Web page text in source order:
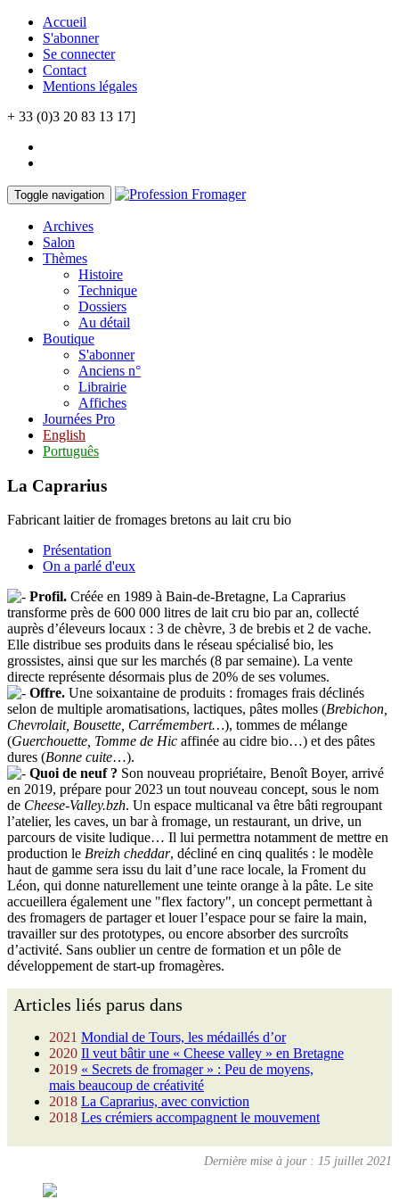
Accueil
S'abonner
Se connecter
Contact
Mentions légales
+ 33 (0)3 20 83 13 17]
Toggle navigation
Archives
Salon
Thèmes
Histoire
Technique
Dossiers
Au détail
Boutique
S'abonner
Anciens n°
Librairie
Affiches
Journées Pro
English
Português
La Caprarius
Fabricant laitier de fromages bretons au lait cru bio
Présentation
On a parlé d'eux
Profil. Créée en 1989 à Bain-de-Bretagne, La Caprarius
transforme près de 600 000 litres de lait cru bio par an, collecté
auprès d’éleveurs locaux : 3 de chèvre, 3 de brebis et 2 de vache.
Elle distribue ses produits dans le réseau spécialisé bio, les
grossistes, ainsi que sur les marchés (8 par semaine). La vente
directe représente désormais plus de 20% de ses volumes.
Offre. Une soixantaine de produits : fromages frais déclinés
selon de multiple aromatisations, lactiques, pâtes molles (Brebichon,
Chevrolait, Bousette, Carrémembert…), tommes de mélange
(Guerchouette, Tomme de Hic affinée au cidre bio…) et des pâtes
dures (Bonne cuite…).
Quoi de neuf ? Son nouveau propriétaire, Benoît Boyer, arrivé
en 2019, prépare pour 2023 un tout nouveau concept, sous le nom
de Cheese-Valley.bzh. Un espace multicanal va être bâti regroupant
l’atelier, les caves, un bar à fromage, un restaurant, un drive, un
parcours de visite ludique… Il lui permettra notamment de mettre en
production le Breizh cheddar, décliné en cinq qualités : le modèle
haut de gamme sera issu du lait d’une race locale, la Froment du
Léon, qui donne naturellement une teinte orange à la pâte. Le site
accueillera également une "flex factory", un concept permettant à
des fromagers de partager et louer l’espace pour se faire la main,
travailler sur des prototypes, ou encore absorber des surcroîts
d’activité. Sans oublier un centre de formation et un pôle de
développement de start-up fromagères.
Articles liés parus dans
2021 Mondial de Tours, les médaillés d’or
2020 Il veut bâtir une « Cheese valley » en Bretagne
2019 « Secrets de fromager » : Peu de moyens,
mais beaucoup de créativité
2018 La Caprarius, avec conviction
2018 Les crémiers accompagnent le mouvement
Dernière mise à jour : 15 juillet 2021